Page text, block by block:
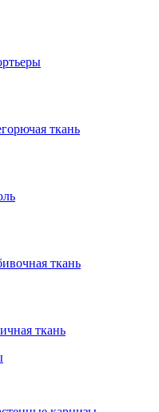
ткань
ткань
ткань